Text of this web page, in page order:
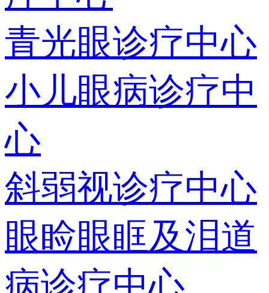
青光眼诊疗中心
小儿眼病诊疗中
心
斜弱视诊疗中心
眼睑眼眶及泪道